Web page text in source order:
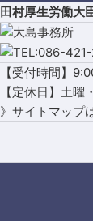
田村厚生労働大
【受付時間】
【定休日】土曜
》サイトマップ